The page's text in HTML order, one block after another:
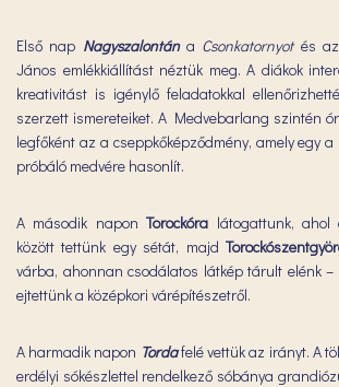
Első nap Nagyszalontána Csonkatornyot és
János emlékkiállítást néztük meg. A diákok
kreativitást is igénylő feladatokkal
szerzett ismereteiket. A Medvebarlang szintén
legfőként az a cseppkőképződmény, amely egy
próbáló medvére hasonlít.
A második naponTorockóra látogattunk,
között tettünk egy sétát, majd
várba, ahonnan csodálatos látkép tárult elénk
ejtettünk a középkori várépítészetről.
A harmadik napon Tordafelé vettük az irányt. A
erdélyi sókészlettel rendelkező sóbánya